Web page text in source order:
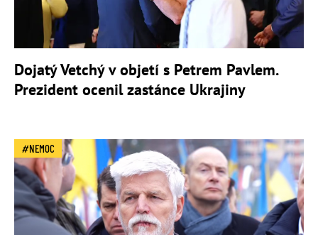
Dojatý Vetchý v objetí s Petrem Pavlem.
Prezident ocenil zastánce Ukrajiny
NEMOC